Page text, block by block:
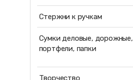
Стержни к ручкам
Сумки деловые, дорожные,
портфели, папки
Творчество